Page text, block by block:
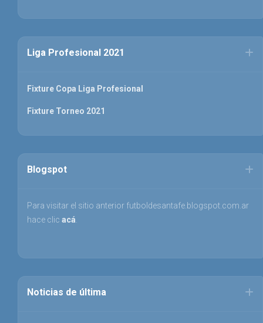
Liga Profesional 2021
Fixture Copa Liga Profesional
Fixture Torneo 2021
Blogspot
Para visitar el sitio anterior futboldesantafe.blogspot.com.ar
hace clic acá.
Noticias de última